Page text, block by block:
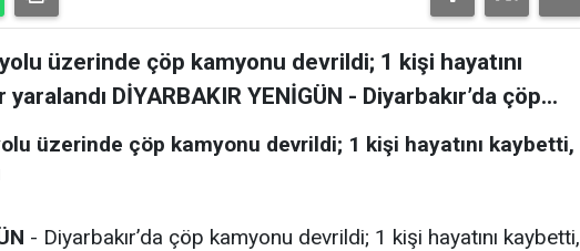
üzerinde çöp kamyonu devrildi; 1 kişi hayatını
DİYARBAKIR YENİGÜN - Diyarbakır’da çöp...
üzerinde çöp kamyonu devrildi; 1 kişi hayatını kaybetti,
- Diyarbakır’da çöp kamyonu devrildi; 1 kişi hayatını kaybetti,